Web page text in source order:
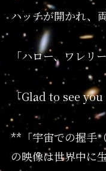
ハッチが開かれ、
「ハロー、ワレリ
「Glad to see
**「宇宙での握手
の映像は世界中に